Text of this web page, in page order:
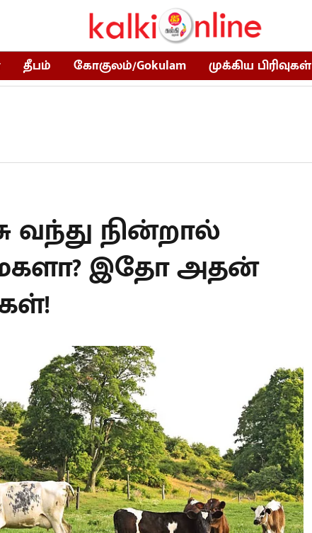
தீபம் கோகுலம்/Gokulam முக்கிய பிரிவுகள்
வந்து நின்றால்
இதோ அதன்